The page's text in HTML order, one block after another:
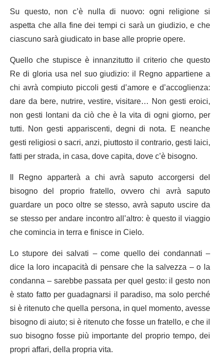
Su questo, non c’è nulla di nuovo: ogni religione si
aspetta che alla fine dei tempi ci sarà un giudizio, e che
ciascuno sarà giudicato in base alle proprie opere.
Quello che stupisce è innanzitutto il criterio che questo
Re di gloria usa nel suo giudizio: il Regno appartiene a
chi avrà compiuto piccoli gesti d’amore e d’accoglienza:
dare da bere, nutrire, vestire, visitare… Non gesti eroici,
non gesti lontani da ciò che è la vita di ogni giorno, per
tutti. Non gesti appariscenti, degni di nota. E neanche
gesti religiosi o sacri, anzi, piuttosto il contrario, gesti laici,
fatti per strada, in casa, dove capita, dove c’è bisogno.
Il Regno apparterà a chi avrà saputo accorgersi del
bisogno del proprio fratello, ovvero chi avrà saputo
guardare un poco oltre se stesso, avrà saputo uscire da
se stesso per andare incontro all’altro: è questo il viaggio
che comincia in terra e finisce in Cielo.
Lo stupore dei salvati – come quello dei condannati –
dice la loro incapacità di pensare che la salvezza – o la
condanna – sarebbe passata per quel gesto: il gesto non
è stato fatto per guadagnarsi il paradiso, ma solo perché
si è ritenuto che quella persona, in quel momento, avesse
bisogno di aiuto; si è ritenuto che fosse un fratello, e che il
suo bisogno fosse più importante del proprio tempo, dei
propri affari, della propria vita.